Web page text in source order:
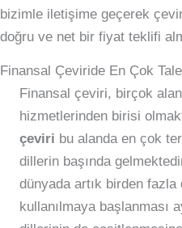
bizimle iletişime geçerek
doğru ve net bir fiyat teklifi
Finansal Çeviride En Çok
Finansal çeviri, birçok
hizmetlerinden birisi
çeviri bu alanda en çok
dillerin başında
dünyada artık birden
kullanılmaya başlanması